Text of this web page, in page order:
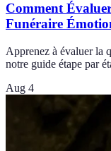
Comment
Funéraire
Apprenez à évaluer la
notre guide étape par
Aug 4